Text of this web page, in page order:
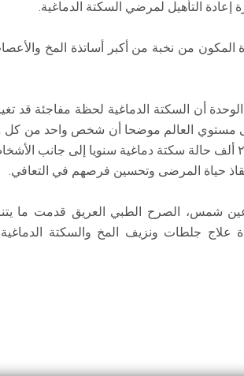
إعادة التأهيل لمرضي السكتة الدماغية.
المكون من نخبة من أكبر أساتذة المخ
أن السكتة الدماغية لحظة مفاجئة قد
الدماغية، مشيرا أن مصر بها ٢٥٠ ألف حالة سكتة دماغية سنويا
حياة المرضى وتحسين فرصهم في التعافي.
شمس، الصرح الطبي العريق قدمت ما
جلطات ونزيف المخ والسكتة الدماغية